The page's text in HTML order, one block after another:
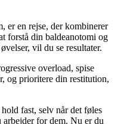
er en rejse, der kombinerer
forstå din baldeanotomi og
vil du se resultater.
overload, spise
og prioritere din restitution,
fast, selv når det føles
for dem. Nu er du